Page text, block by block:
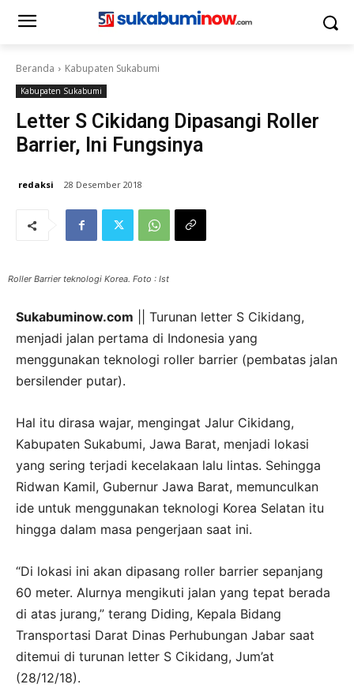
Beranda Kabupaten Sukabumi
Kabupaten Sukabumi
Letter S Cikidang Dipasangi Roller
Barrier, Ini Fungsinya
redaksi 28 Desember 2018
Roller Barrier teknologi Korea. Foto : Ist
Sukabuminow.com || Turunan letter S Cikidang,
menjadi jalan pertama di Indonesia yang
menggunakan teknologi roller barrier (pembatas jalan
bersilender putar).
Hal itu dirasa wajar, mengingat Jalur Cikidang,
Kabupaten Sukabumi, Jawa Barat, menjadi lokasi
yang sering terjadi kecelakaan lalu lintas. Sehingga
Ridwan Kamil, Gubernur Jawa Barat, memunculkan
ide untuk menggunakan teknologi Korea Selatan itu
hingga dalam masa pengerjaan saat ini.
“Di lokasi ini akan dipasang roller barrier sepanjang
60 meter. Alurnya mengikuti jalan yang tepat berada
di atas jurang,” terang Diding, Kepala Bidang
Transportasi Darat Dinas Perhubungan Jabar saat
ditemui di turunan letter S Cikidang, Jum’at
(28/12/18).